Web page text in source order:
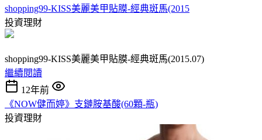
shopping99-KISS美麗美甲貼膜-經典斑馬(2015
投資理財
shopping99-KISS美麗美甲貼膜-經典斑馬(2015.07)
繼續閱讀
12年前
《NOW健而婷》支鏈胺基酸(60顆-瓶)
投資理財